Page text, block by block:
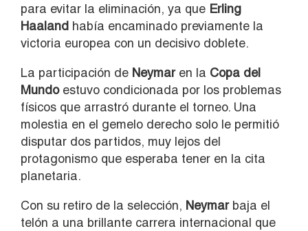
para evitar la eliminación, ya que Erling
Haaland había encaminado previamente la
victoria europea con un decisivo doblete.
La participación de Neymaren la Copa del
Mundoestuvo condicionada por los problemas
físicos que arrastró durante el torneo. Una
molestia en el gemelo derecho solo le permitió
disputar dos partidos, muy lejos del
protagonismo que esperaba tener en la cita
planetaria.
Con su retiro de la selección, Neymarbaja el
telón a una brillante carrera internacional que